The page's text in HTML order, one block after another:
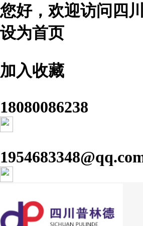
您好，欢迎访问四
设为首页
加入收藏
18080086238